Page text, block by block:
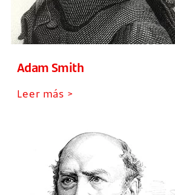
Adam Smith
Leer más >